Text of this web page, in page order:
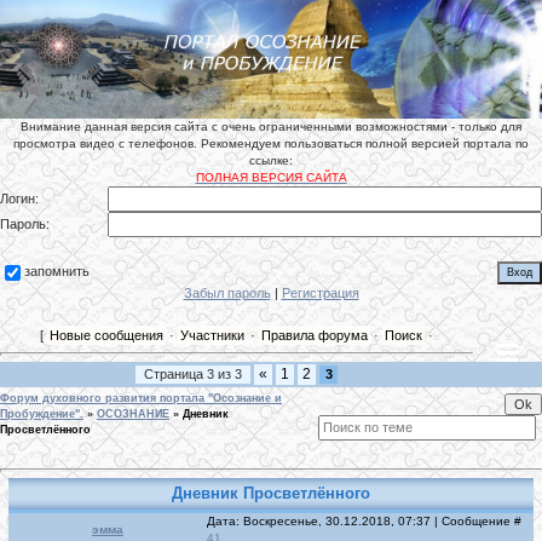
Внимание данная версия сайта с очень ограниченными возможностями - только для
просмотра видео с телефонов. Рекомендуем пользоваться полной версией портала по
ссылке:
ПОЛНАЯ ВЕРСИЯ САЙТА
Логин:
Пароль:
запомнить
Забыл пароль| Регистрация
[ Новые сообщения · Участники · Правила форума · Поиск·
Страница 3 из 3 « 1 2 3
Форум духовного развития портала "Осознание и
Пробуждение". » ОСОЗНАНИЕ » Дневник
Просветлённого
Дневник Просветлённого
эмма
Дата: Воскресенье, 30.12.2018, 07:37 | Сообщение #